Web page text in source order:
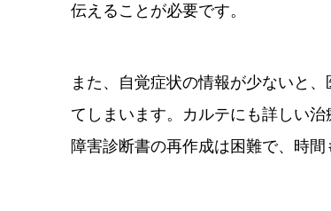
伝えることが必要です。
また、自覚症状の情報が少ないと
てしまいます。カルテにも詳しい
障害診断書の再作成は困難で、時間